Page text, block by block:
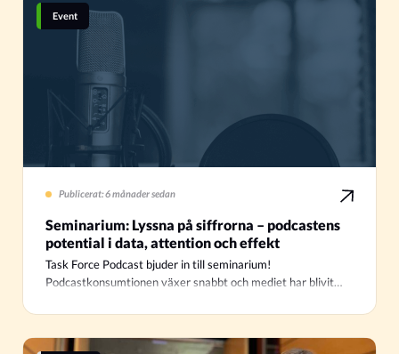
Event
Publicerat: 6 månader sedan
Seminarium: Lyssna på siffrorna – podcastens
potential i data, attention och effekt
Task Force Podcast bjuder in till seminarium!
Podcastkonsumtionen växer snabbt och mediet har blivit…